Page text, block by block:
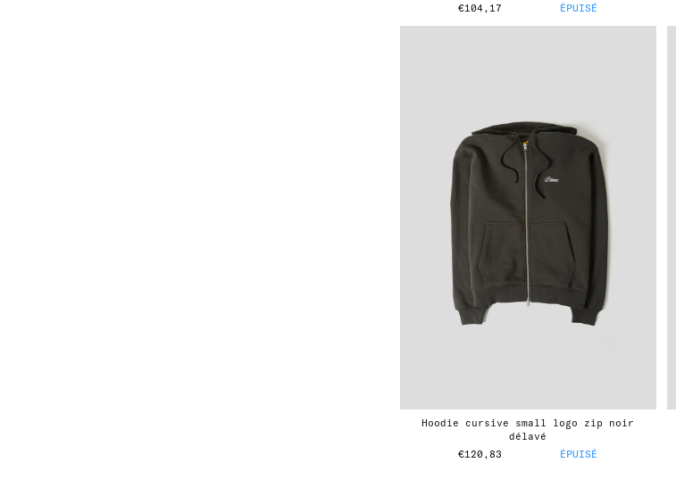
€104,17
ÉPUISÉ
hoodie cursive small logo zip noir
délavé
€120,83
ÉPUISÉ